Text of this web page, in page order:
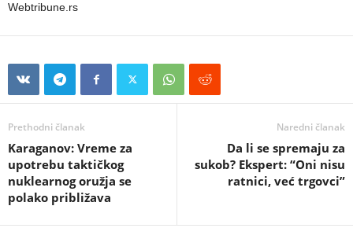
Webtribune.rs
Prethodni članak
Karaganov: Vreme za
upotrebu taktičkog
nuklearnog oružja se
polako približava
Naredni članak
Da li se spremaju za
sukob? Ekspert: “Oni nisu
ratnici, već trgovci”